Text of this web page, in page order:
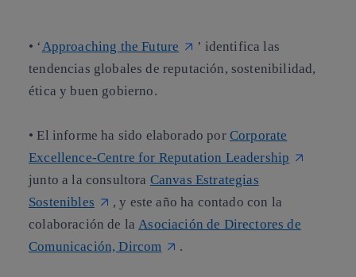
• ‘ Approaching the Future
’ identifica las
tendencias globales de reputación, sostenibilidad,
ética y buen gobierno.
• El informe ha sido elaborado por Corporate
Excellence-Centre for Reputation Leadership
junto a la consultora Canvas Estrategias
Sostenibles
, y este año ha contado con la
colaboración de la Asociación de Directores de
Comunicación, Dircom
.